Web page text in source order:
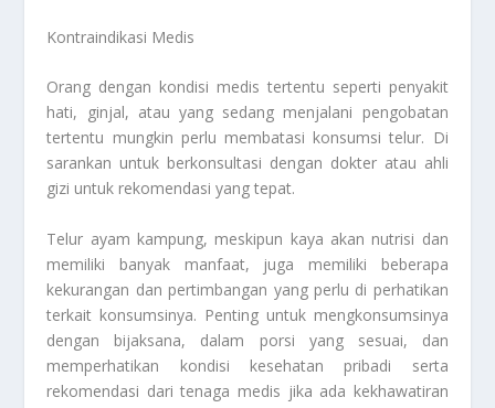
Kontraindikasi Medis
Orang dengan kondisi medis tertentu seperti penyakit
hati, ginjal, atau yang sedang menjalani pengobatan
tertentu mungkin perlu membatasi konsumsi telur. Di
sarankan untuk berkonsultasi dengan dokter atau ahli
gizi untuk rekomendasi yang tepat.
Telur ayam kampung, meskipun kaya akan nutrisi dan
memiliki banyak manfaat, juga memiliki beberapa
kekurangan dan pertimbangan yang perlu di perhatikan
terkait konsumsinya. Penting untuk mengkonsumsinya
dengan bijaksana, dalam porsi yang sesuai, dan
memperhatikan kondisi kesehatan pribadi serta
rekomendasi dari tenaga medis jika ada kekhawatiran